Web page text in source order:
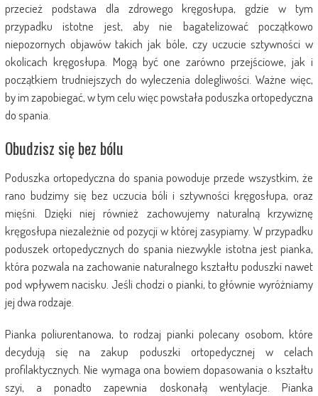
przecież podstawa dla zdrowego kręgosłupa, gdzie w tym
przypadku istotne jest, aby nie bagatelizować początkowo
niepozornych objawów takich jak bóle, czy uczucie sztywności w
okolicach kręgosłupa. Mogą być one zarówno przejściowe, jak i
początkiem trudniejszych do wyleczenia dolegliwości. Ważne więc,
by im zapobiegać, w tym celu więc powstała poduszka ortopedyczna
do spania.
Obudzisz się bez bólu
Poduszka ortopedyczna do spania powoduje przede wszystkim, że
rano budzimy się bez uczucia bóli i sztywności kręgosłupa, oraz
mięśni. Dzięki niej również zachowujemy naturalną krzywiznę
kręgosłupa niezależnie od pozycji w której zasypiamy. W przypadku
poduszek ortopedycznych do spania niezwykle istotna jest pianka,
która pozwala na zachowanie naturalnego kształtu poduszki nawet
pod wpływem nacisku. Jeśli chodzi o pianki, to głównie wyróżniamy
jej dwa rodzaje.
Pianka poliurentanowa, to rodzaj pianki polecany osobom, które
decydują się na zakup poduszki ortopedycznej w celach
profilaktycznych. Nie wymaga ona bowiem dopasowania o kształtu
szyi, a ponadto zapewnia doskonałą wentylacje. Pianka